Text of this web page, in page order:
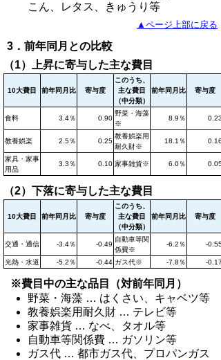
こん、レタス、きゅうり等
▲ページ上部に戻る
3．前年同月との比較
（1）上昇に寄与した主な費目
10大費目 前年同月比 寄与度
このうち、
主な費目
（中分類）
前年同月比 寄与度
食料 3.4％ 0.90
野菜・海藻
※
8.9％ 0.23
教養娯楽 2.5％ 0.25
教養娯楽用
耐久財※
18.1％ 0.16
家具・家事
用品
3.3％ 0.10 家事雑貨※ 6.0％ 0.05
（2）下落に寄与した主な費目
10大費目 前年同月比 寄与度
このうち、
主な費目
（中分類）
前年同月比 寄与度
交通・通信 -3.4％ -0.49
自動車等関
係費※
-6.2％ -0.55
光熱・水道 -5.2％ -0.44 ガス代※ -7.8％ -0.17
※費目中の主な品目（対前年同月）
野菜・海藻 … はくさい、キャベツ等
教養娯楽用耐久財 … テレビ等
家事雑貨 … なべ、タオル等
自動車等関係費 … ガソリン等
ガス代 … 都市ガス代、プロパンガス